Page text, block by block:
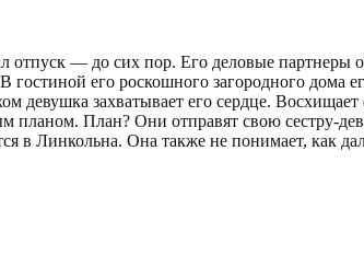
— до сих пор. Его деловые партнеры
его роскошного загородного дома
девушка захватывает его сердце.
планом. План? Они отправят свою сестру-
в Линкольна. Она также не понимает, как